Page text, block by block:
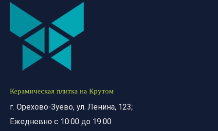
Керамическая плитка на Крутом
г. Орехово-Зуево, ул. Ленина, 123;
Ежедневно с 10:00 до 19:00